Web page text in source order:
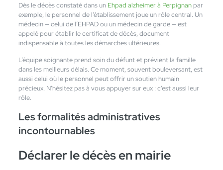
Dès le décès constaté dans un Ehpad alzheimer à Perpignanpar
exemple, le personnel de l’établissement joue un rôle central. Un
médecin — celui de l’EHPAD ou un médecin de garde — est
appelé pour établir le certificat de décès, document
indispensable à toutes les démarches ultérieures.
L’équipe soignante prend soin du défunt et prévient la famille
dans les meilleurs délais. Ce moment, souvent bouleversant, est
aussi celui où le personnel peut offrir un soutien humain
précieux. N’hésitez pas à vous appuyer sur eux : c’est aussi leur
rôle.
Les formalités administratives
incontournables
Déclarer le décès en mairie